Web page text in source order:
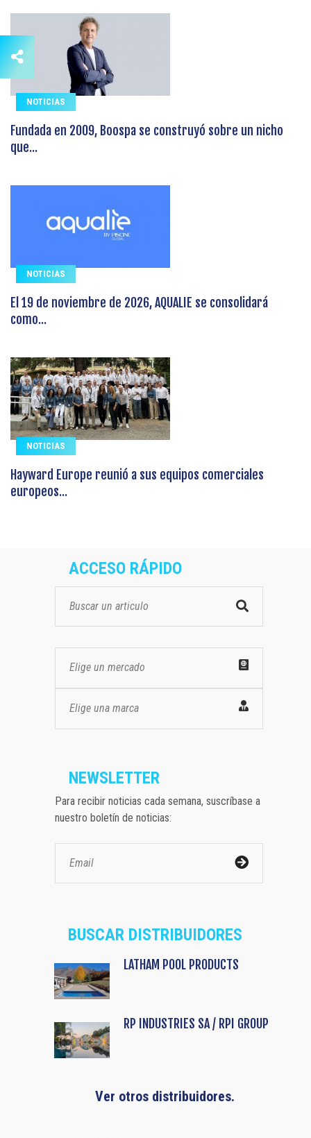
NOTICIAS
Fundada en 2009, Boospa se construyó sobre un nicho
que...
NOTICIAS
El 19 de noviembre de 2026, AQUALIE se consolidará
como...
NOTICIAS
Hayward Europe reunió a sus equipos comerciales
europeos...
ACCESO RÁPIDO
Elige un mercado
Elige una marca
NEWSLETTER
Para recibir noticias cada semana, suscríbase a
nuestro boletín de noticias:
BUSCAR DISTRIBUIDORES
LATHAM POOL PRODUCTS
RP INDUSTRIES SA / RPI GROUP
Ver otros distribuidores.